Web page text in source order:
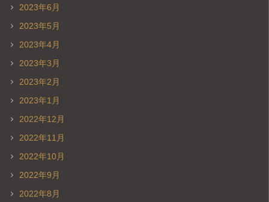
2023年6月
2023年5月
2023年4月
2023年3月
2023年2月
2023年1月
2022年12月
2022年11月
2022年10月
2022年9月
2022年8月